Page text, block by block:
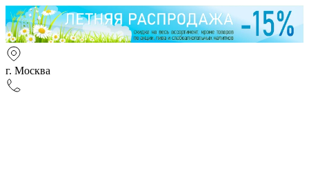
г. Москва